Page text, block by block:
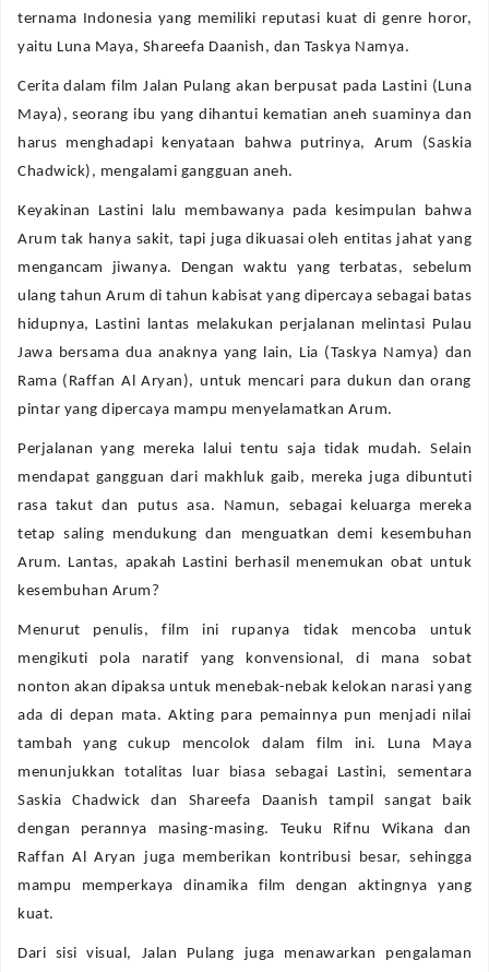
ternama Indonesia yang memiliki reputasi kuat di genre horor,
yaitu Luna Maya, Shareefa Daanish, dan Taskya Namya.
Cerita dalam film Jalan Pulang akan berpusat pada Lastini (Luna
Maya), seorang ibu yang dihantui kematian aneh suaminya dan
harus menghadapi kenyataan bahwa putrinya, Arum (Saskia
Chadwick), mengalami gangguan aneh.
Keyakinan Lastini lalu membawanya pada kesimpulan bahwa
Arum tak hanya sakit, tapi juga dikuasai oleh entitas jahat yang
mengancam jiwanya. Dengan waktu yang terbatas, sebelum
ulang tahun Arum di tahun kabisat yang dipercaya sebagai batas
hidupnya, Lastini lantas melakukan perjalanan melintasi Pulau
Jawa bersama dua anaknya yang lain, Lia (Taskya Namya) dan
Rama (Raffan Al Aryan), untuk mencari para dukun dan orang
pintar yang dipercaya mampu menyelamatkan Arum.
Perjalanan yang mereka lalui tentu saja tidak mudah. Selain
mendapat gangguan dari makhluk gaib, mereka juga dibuntuti
rasa takut dan putus asa. Namun, sebagai keluarga mereka
tetap saling mendukung dan menguatkan demi kesembuhan
Arum. Lantas, apakah Lastini berhasil menemukan obat untuk
kesembuhan Arum?
Menurut penulis, film ini rupanya tidak mencoba untuk
mengikuti pola naratif yang konvensional, di mana sobat
nonton akan dipaksa untuk menebak-nebak kelokan narasi yang
ada di depan mata. Akting para pemainnya pun menjadi nilai
tambah yang cukup mencolok dalam film ini. Luna Maya
menunjukkan totalitas luar biasa sebagai Lastini, sementara
Saskia Chadwick dan Shareefa Daanish tampil sangat baik
dengan perannya masing-masing. Teuku Rifnu Wikana dan
Raffan Al Aryan juga memberikan kontribusi besar, sehingga
mampu memperkaya dinamika film dengan aktingnya yang
kuat.
Dari sisi visual, Jalan Pulang juga menawarkan pengalaman